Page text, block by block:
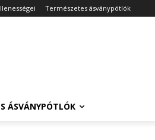
Természetes ásványpótlók
ÁSVÁNYPÓTLÓK